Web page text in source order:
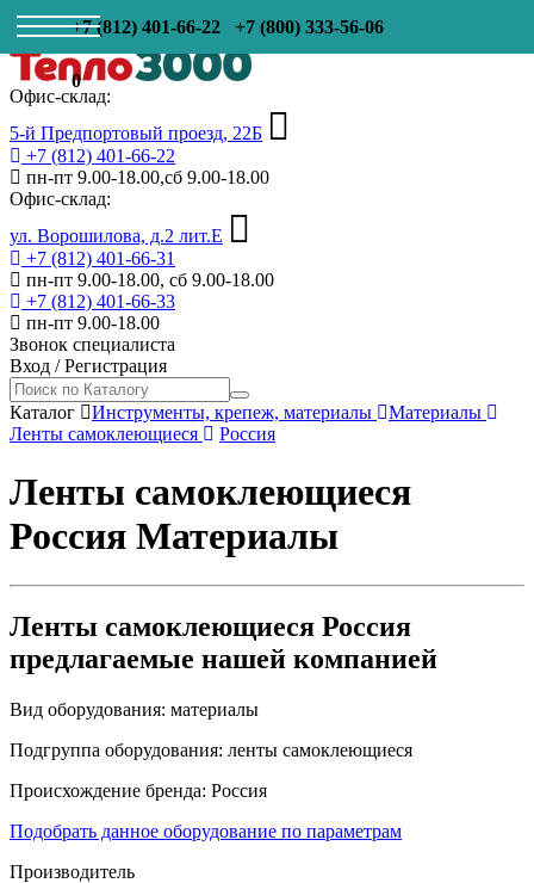
+7 (812) 401-66-22 +7 (800) 333-56-06
0
Офис-склад:
5-й Предпортовый проезд, 22Б
+7 (812) 401-66-22
пн-пт 9.00-18.00,сб 9.00-18.00
Офис-склад:
ул. Ворошилова, д.2 лит.Е
+7 (812) 401-66-31
пн-пт 9.00-18.00, сб 9.00-18.00
+7 (812) 401-66-33
пн-пт 9.00-18.00
Звонок специалиста
Вход /Регистрация
Каталог Инструменты, крепеж, материалы
Материалы
Ленты самоклеющиеся
Россия
Ленты самоклеющиеся
Россия Материалы
Ленты самоклеющиеся Россия
предлагаемые нашей компанией
Вид оборудования: материалы
Подгруппа оборудования: ленты самоклеющиеся
Происхождение бренда: Россия
Подобрать данное оборудование по параметрам
Производитель